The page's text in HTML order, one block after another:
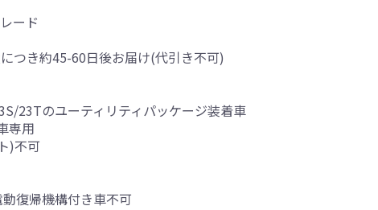
ード
き約45-60日後お届け(代引き不可)
23Tのユーティリティパッケージ装着車
専用
)不可
復帰機構付き車不可